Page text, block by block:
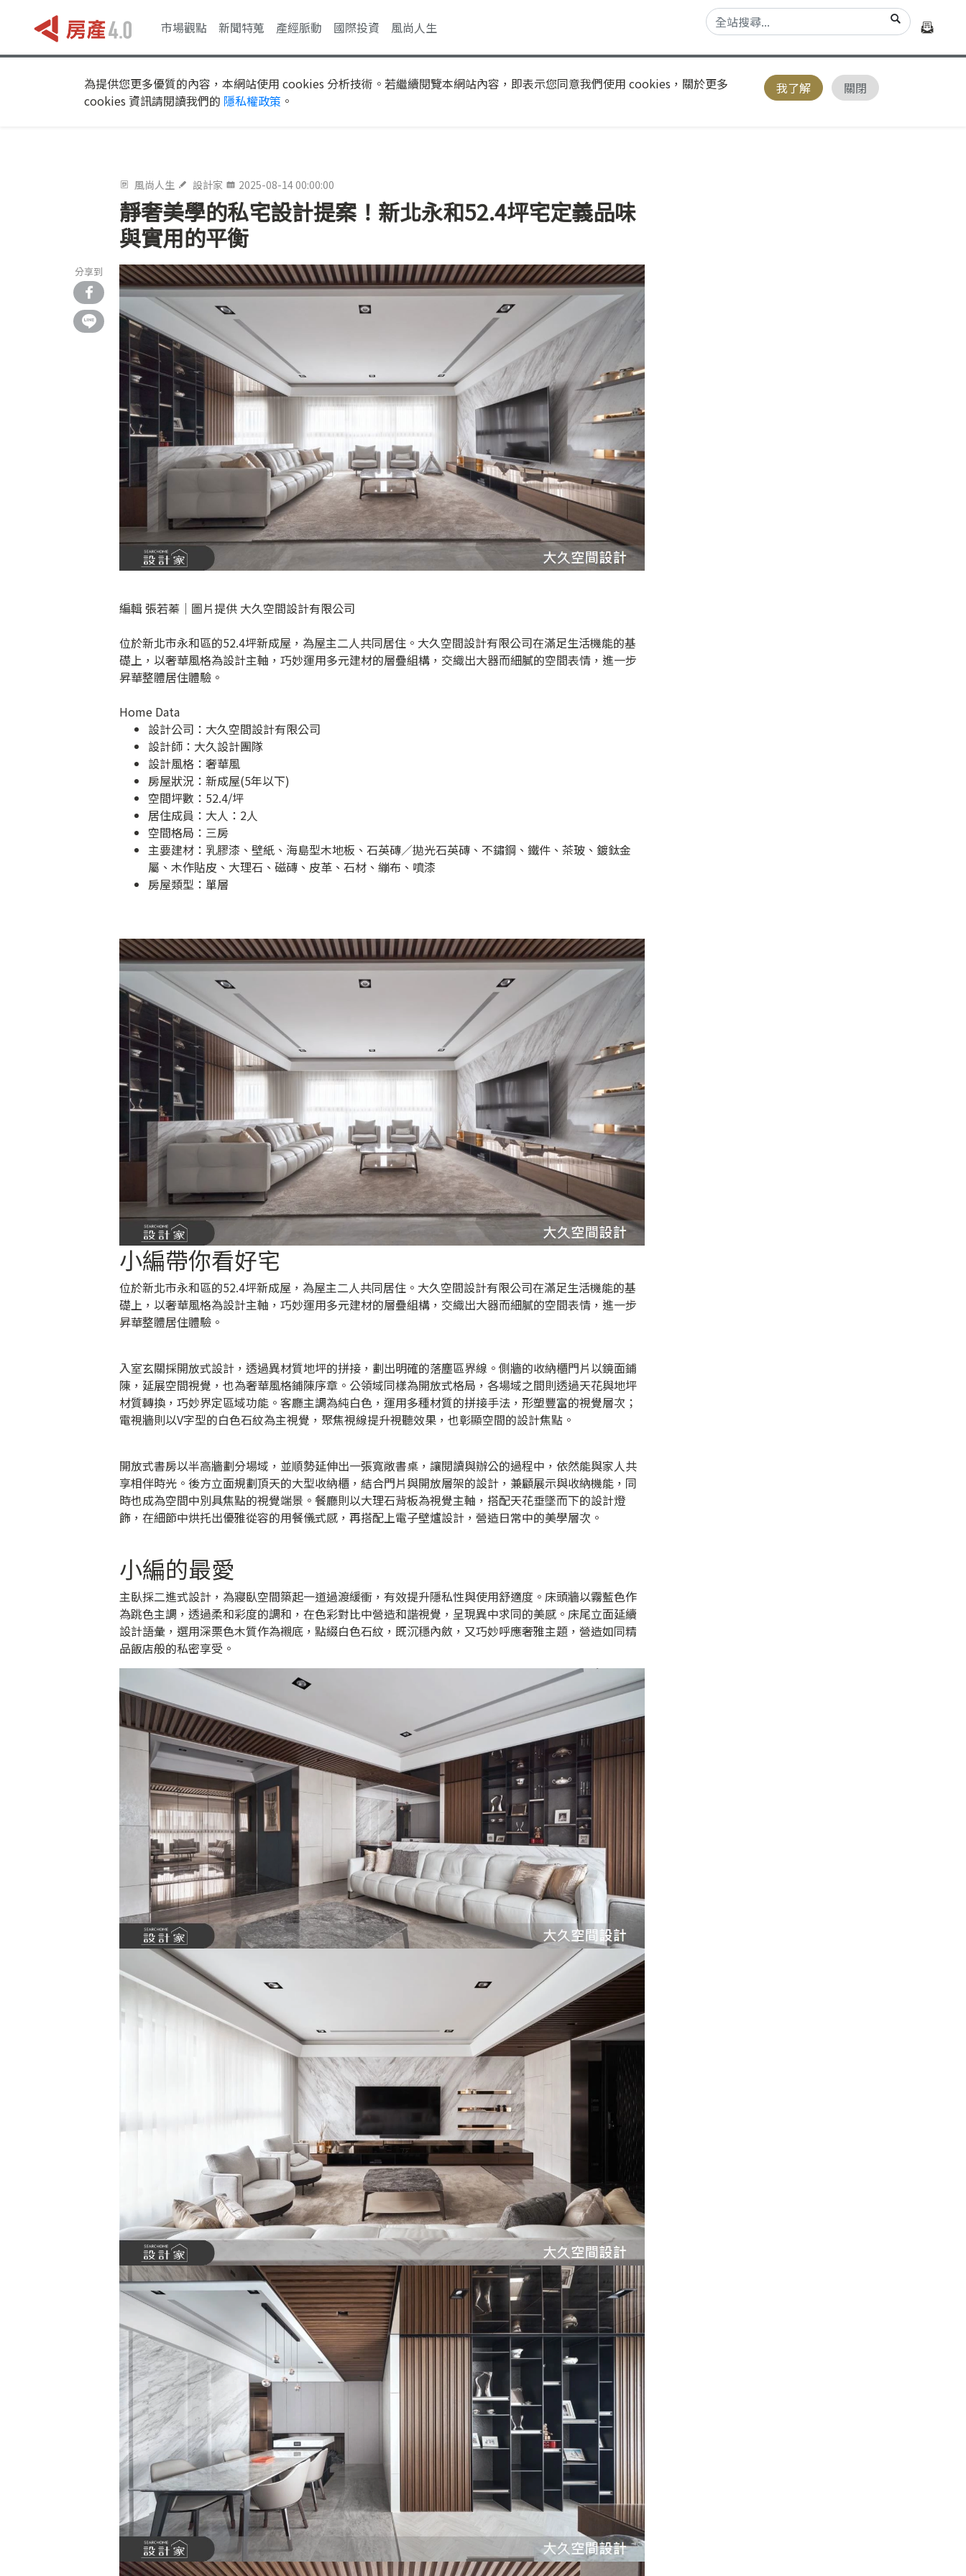
市場觀點 新聞特蒐 產經脈動 國際投資 風尚人生
為提供您更多優質的內容，本網站使用 cookies 分析技術。若繼續閱覽本網站內容，即表示您同意我們使用 cookies，關於更多
cookies 資訊請閱讀我們的 隱私權政策 。
我了解 關閉
風尚人生 設計家 2025-08-14 00:00:00
靜奢美學的私宅設計提案！新北永和52.4坪宅定義品味
與實用的平衡
分享到
編輯 張若蓁｜圖片提供 大久空間設計有限公司
位於新北市永和區的52.4坪新成屋，為屋主二人共同居住。大久空間設計有限公司在滿足生活機能的基
礎上，以奢華風格為設計主軸，巧妙運用多元建材的層疊組構，交織出大器而細膩的空間表情，進一步
昇華整體居住體驗。
Home Data
設計公司： 大久空間設計有限公司
設計師：大久設計團隊
設計風格：奢華風
房屋狀況：新成屋(5年以下)
空間坪數：52.4/坪
居住成員：大人：2人
空間格局：三房
主要建材：乳膠漆、壁紙、海島型木地板、石英磚／拋光石英磚、不鏽鋼、鐵件、茶玻、鍍鈦金
屬、木作貼皮、大理石、磁磚、皮革、石材、繃布、噴漆
房屋類型：單層
小編帶你看好宅
位於新北市永和區的52.4坪新成屋，為屋主二人共同居住。大久空間設計有限公司在滿足生活機能的基
礎上，以奢華風格為設計主軸，巧妙運用多元建材的層疊組構，交織出大器而細膩的空間表情，進一步
昇華整體居住體驗。
入室玄關採開放式設計，透過異材質地坪的拼接，劃出明確的落塵區界線。側牆的收納櫃門片以鏡面鋪
陳，延展空間視覺，也為奢華風格鋪陳序章。公領域同樣為開放式格局，各場域之間則透過天花與地坪
材質轉換，巧妙界定區域功能。客廳主調為純白色，運用多種材質的拼接手法，形塑豐富的視覺層次；
電視牆則以V字型的白色石紋為主視覺，聚焦視線提升視聽效果，也彰顯空間的設計焦點。
開放式書房以半高牆劃分場域，並順勢延伸出一張寬敞書桌，讓閱讀與辦公的過程中，依然能與家人共
享相伴時光。後方立面規劃頂天的大型收納櫃，結合門片與開放層架的設計，兼顧展示與收納機能，同
時也成為空間中別具焦點的視覺端景。餐廳則以大理石背板為視覺主軸，搭配天花垂墜而下的設計燈
飾，在細節中烘托出優雅從容的用餐儀式感，再搭配上電子壁爐設計，營造日常中的美學層次。
小編的最愛
主臥採二進式設計，為寢臥空間築起一道過渡緩衝，有效提升隱私性與使用舒適度。床頭牆以霧藍色作
為跳色主調，透過柔和彩度的調和，在色彩對比中營造和諧視覺，呈現異中求同的美感。床尾立面延續
設計語彙，選用深栗色木質作為襯底，點綴白色石紋，既沉穩內斂，又巧妙呼應奢雅主題，營造如同精
品飯店般的私密享受。